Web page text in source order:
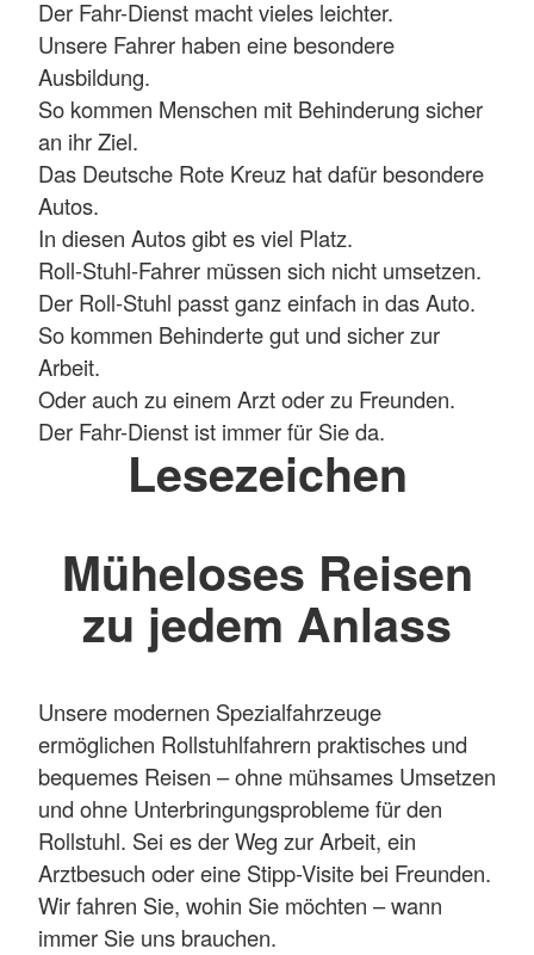
Der Fahr-Dienst macht vieles leichter.
Unsere Fahrer haben eine besondere
Ausbildung.
So kommen Menschen mit Behinderung sicher
an ihr Ziel.
Das Deutsche Rote Kreuz hat dafür besondere
Autos.
In diesen Autos gibt es viel Platz.
Roll-Stuhl-Fahrer müssen sich nicht umsetzen.
Der Roll-Stuhl passt ganz einfach in das Auto.
So kommen Behinderte gut und sicher zur
Arbeit.
Oder auch zu einem Arzt oder zu Freunden.
Der Fahr-Dienst ist immer für Sie da.
Lesezeichen
Müheloses Reisen
zu jedem Anlass
Unsere modernen Spezialfahrzeuge
ermöglichen Rollstuhlfahrern praktisches und
bequemes Reisen – ohne mühsames Umsetzen
und ohne Unterbringungsprobleme für den
Rollstuhl. Sei es der Weg zur Arbeit, ein
Arztbesuch oder eine Stipp-Visite bei Freunden.
Wir fahren Sie, wohin Sie möchten – wann
immer Sie uns brauchen.